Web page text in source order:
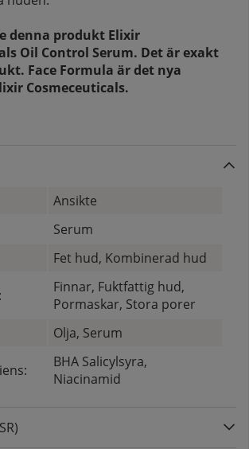
denna produkt Elixir
Oil Control Serum. Det är exakt
Face Formula är det nya
Cosmeceuticals.
Ansikte
Serum
Fet hud, Kombinerad hud
Finnar, Fuktfattig hud,
Pormaskar, Stora porer
Olja, Serum
BHA Salicylsyra,
Niacinamid